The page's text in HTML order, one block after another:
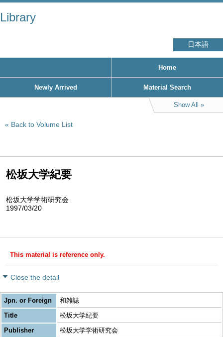
Library
日本語
Home
Newly Arrived Material Search
Show All
Back to Volume List
松坂大学紀要
松坂大学学術研究会
1997/03/20
This material is reference only.
Close the detail
Jpn. or Foreign
和雑誌
Title
松坂大学紀要
Publisher
松坂大学学術研究会